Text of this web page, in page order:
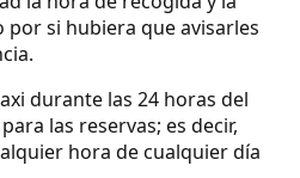
si hubiera que avisarles
durante las 24 horas del
las reservas; es decir,
hora de cualquier día